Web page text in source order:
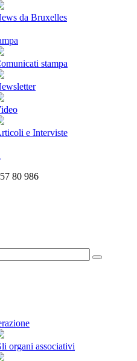
da Bruxelles
stampa
e Interviste
80 986
organi associativi